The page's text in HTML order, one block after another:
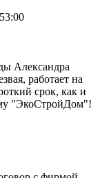
Александра
работает на
срок, как и
"ЭкоСтройДом"!